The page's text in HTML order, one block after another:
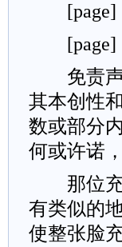
[page]
[page]
免责声
其本创性
数或部分
何或许诺
那位充
有类似的
使整张脸